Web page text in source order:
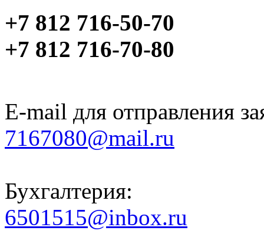
+7 812 716-50-70
+7 812 716-70-80
E-mail для отправления
7167080@mail.ru
Бухгалтерия:
6501515@inbox.ru